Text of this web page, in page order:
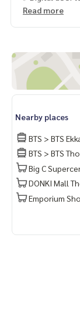
You can inbox
ure to give.
Tel :
093-943-
What App
-
#May
Read more
Nearby places
BTS > BTS
BTS > BTS
Big C
DONKI Mall
Emporium